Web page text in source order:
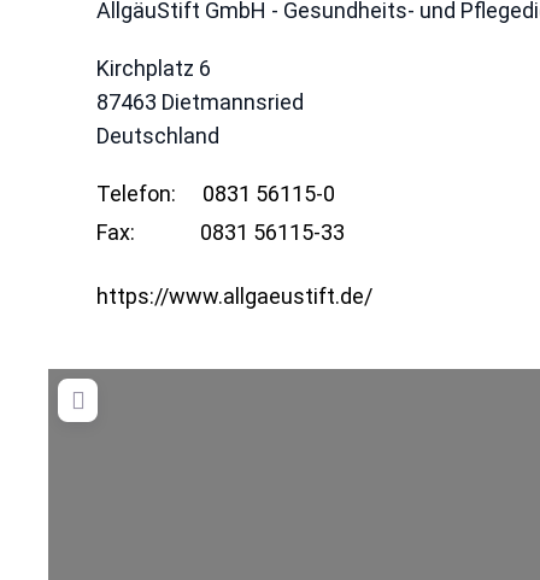
AllgäuStift GmbH - Gesundheits- und
Kirchplatz 6
87463 Dietmannsried
Deutschland
Telefon:
0831 56115-0
Fax:
0831 56115-33
https://www.allgaeustift.de/